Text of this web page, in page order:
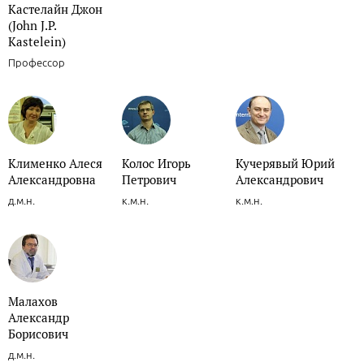
Кастелайн Джон
(John J.P.
Kastelein)
Профессор
Клименко Алеся
Александровна
д.м.н.
Колос Игорь
Петрович
к.м.н.
Кучерявый Юрий
Александрович
к.м.н.
Малахов
Александр
Борисович
д.м.н.